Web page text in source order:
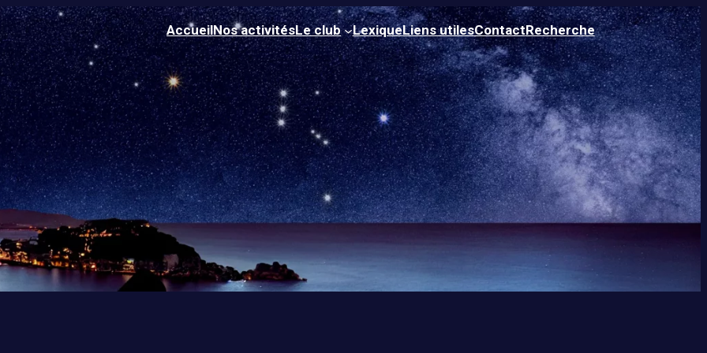
AccueilNos activitésLe club LexiqueLiens utilesContactRecherche